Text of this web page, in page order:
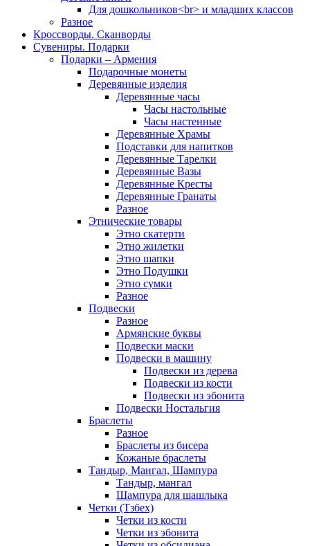
Для дошкольников<br> и младших классов
Разное
Кроссворды. Сканворды
Сувениры. Подарки
Подарки – Армения
Подарочные монеты
Деревянные изделия
Деревянные часы
Часы настольные
Часы настенные
Деревянные Храмы
Подставки для напитков
Деревянные Тарелки
Деревянные Вазы
Деревянные Кресты
Деревянные Гранаты
Разное
Этнические товары
Этно скатерти
Этно жилетки
Этно шапки
Этно Подушки
Этно сумки
Разное
Подвески
Разное
Армянские буквы
Подвески маски
Подвески в машину
Подвески из дерева
Подвески из кости
Подвески из эбонита
Подвески Ностальгия
Браслеты
Разное
Браслеты из бисера
Кожаные браслеты
Тандыр, Мангал, Шампура
Тандыр, мангал
Шампура для шашлыка
Четки (Тзбех)
Четки из кости
Четки из эбонита